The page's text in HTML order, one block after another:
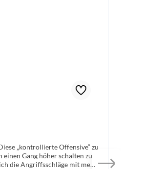
„kontrollierte Offensive“ zu
Gang höher schalten zu
die Angriffsschläge mit mehr